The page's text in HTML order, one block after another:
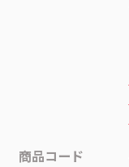
商品コード